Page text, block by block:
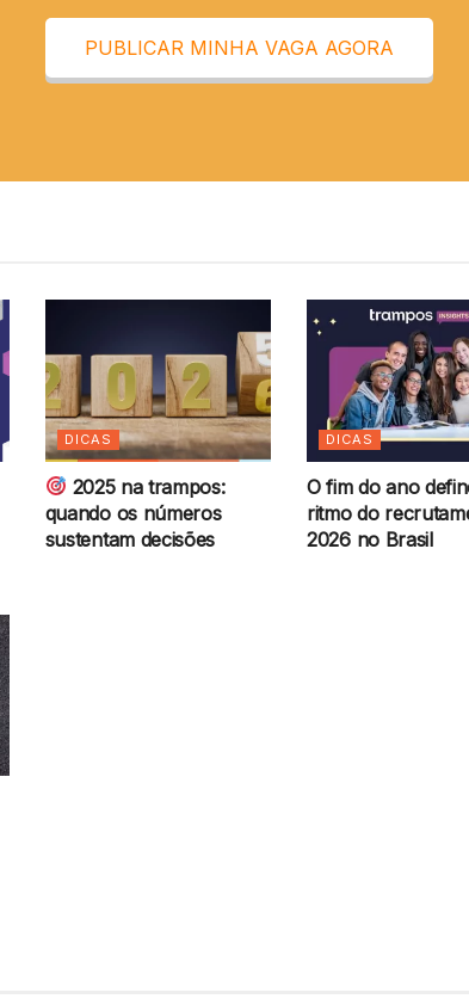
PUBLICAR MINHA VAGA AGORA
DICAS
2025 na trampos:
quando os números
sustentam decisões
DICAS
O fim do ano
ritmo do
2026 no Brasil